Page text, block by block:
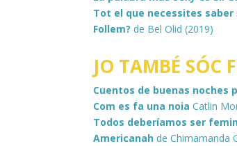
Tot el que necessites
Follem? de Bel Olid (2019)
JO TAMBÉ SÓC
Cuentos de buenas noches
Com es fa una noia Catlin
Todos deberíamos ser
Americanah de Chimamanda